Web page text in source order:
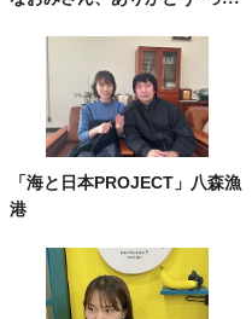
「海と日本PROJECT」八森漁
港